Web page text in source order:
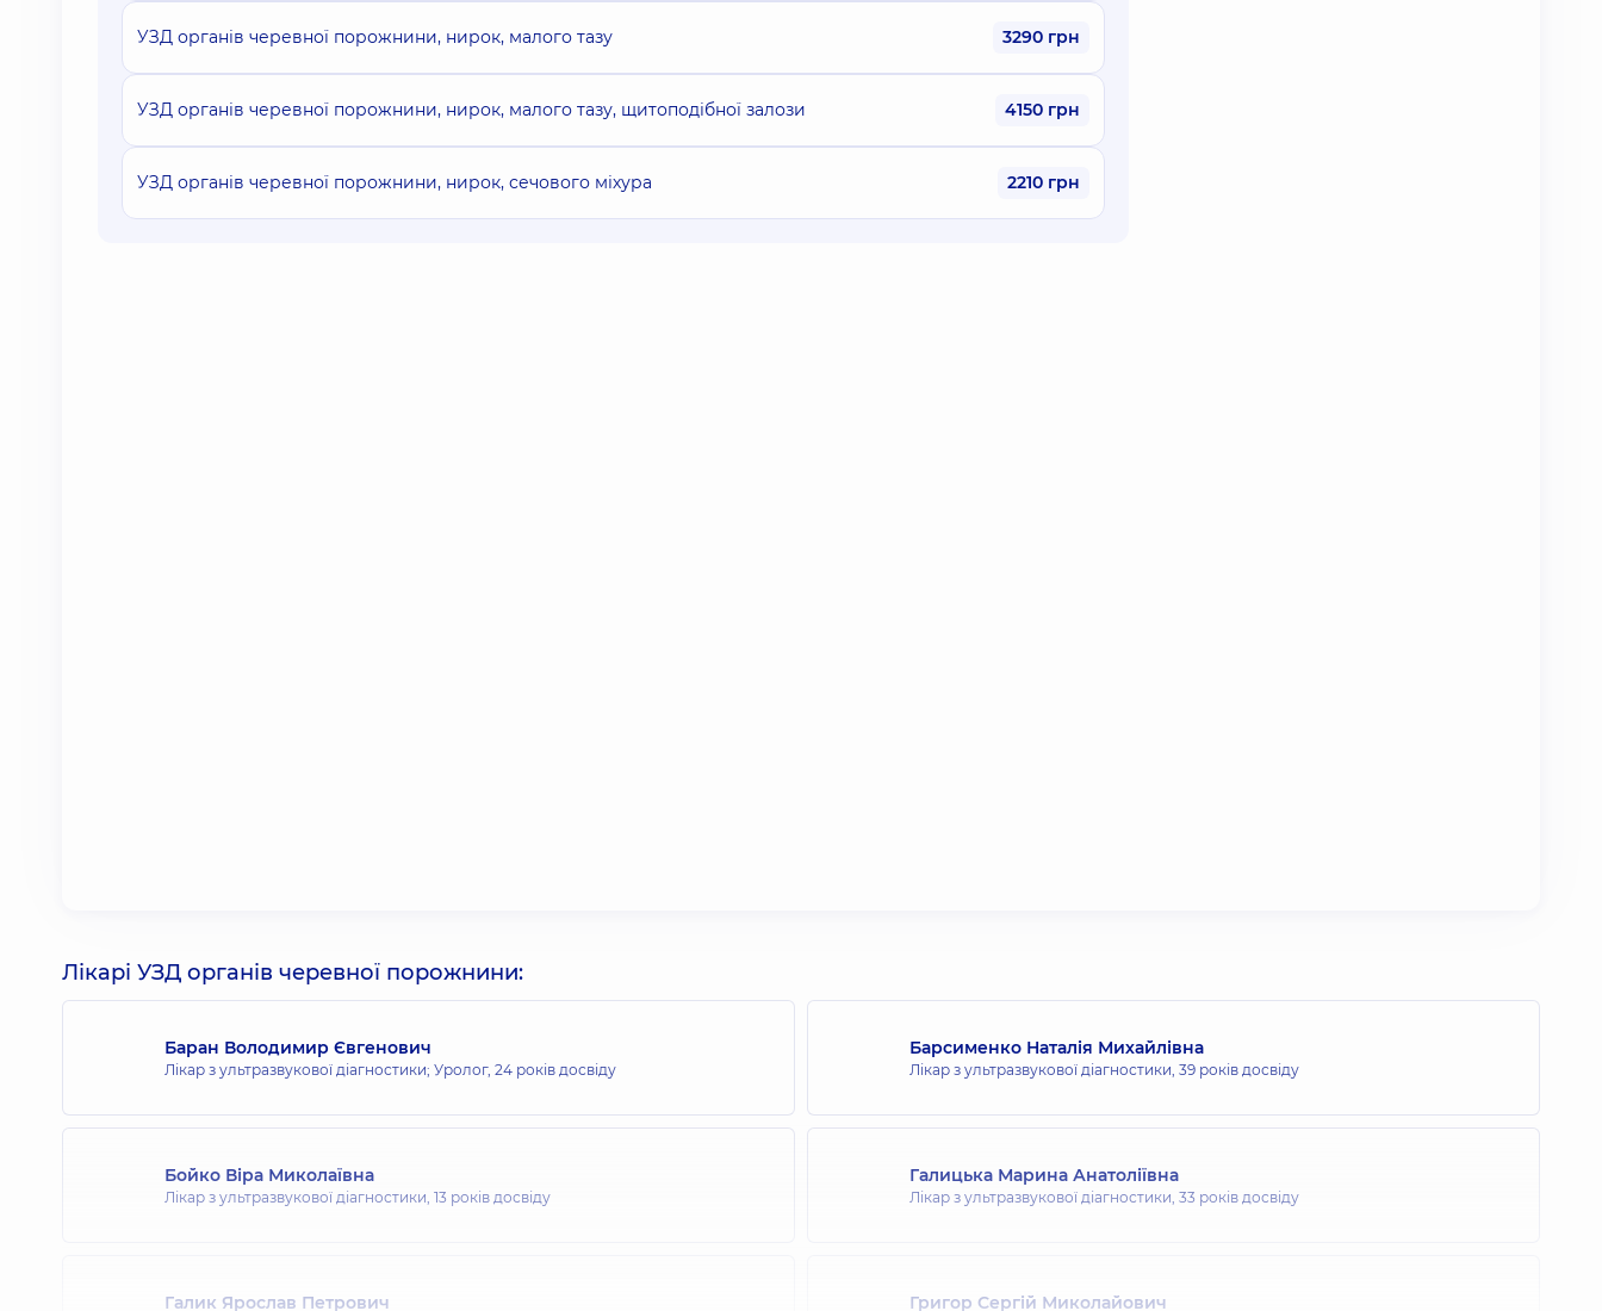
УЗД органів черевної порожнини, нирок, малого тазу 3290 грн
УЗД органів черевної порожнини, нирок, малого тазу, щитоподібної залози 4150 грн
УЗД органів черевної порожнини, нирок, сечового міхура 2210 грн
Лікарі УЗД органів черевної порожнини:
Баран Володимир Євгенович
Лікар з ультразвукової діагностики; Уролог, 24 років досвіду
Барсименко Наталія Михайлівна
Лікар з ультразвукової діагностики, 39 років досвіду
Бойко Віра Миколаївна
Лікар з ультразвукової діагностики, 13 років досвіду
Галицька Марина Анатоліївна
Лікар з ультразвукової діагностики, 33 років досвіду
Галик Ярослав Петрович Григор Сергій Миколайович